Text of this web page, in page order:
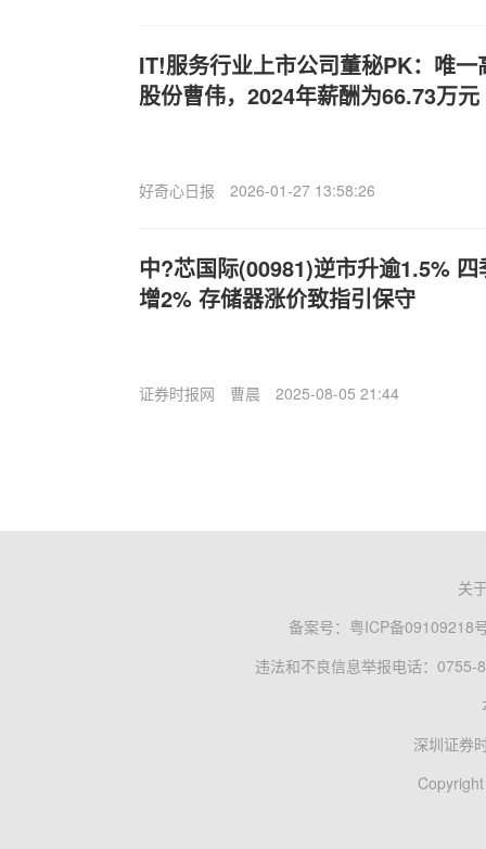
IT!服务行业上市公司董秘PK：唯
股份曹伟，2024年薪酬为66.73万元
好奇心日报 2026-01-27 13:58:26
中?芯国际(00981)逆市升逾1.5%
增2% 存储器涨价致指引保守
证券时报网 曹晨 2025-08-05 21:44
关
备案号： 粤ICP备09109218
违法和不良信息举报电话：0755-
深圳证券